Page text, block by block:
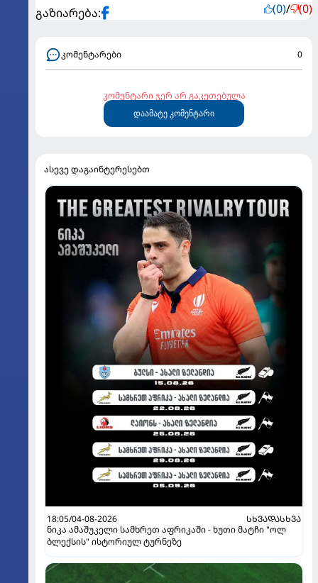
გაზიარება: (0)/ (0)
კომენტარები 0
კომენტარი ჯერ არ გაკეთებულა
დაამატე კომენტარი
ასევე დაგაინტერესებთ
18:05/04-08-2026
ᲡᲮᲕᲐᲓᲐᲡᲮᲕᲐ
ნიკა ამაშუკელი სამხრეთ აფრიკაში - ხუთი მატჩი "ოლ
ბლექსის" ისტორიულ ტურნეზე